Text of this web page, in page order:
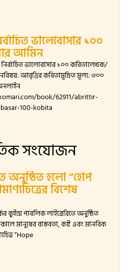
ভালোবাসার ১০০
আমিন
ভালোবাসার ১০০ কবিতালেখক/
আবৃত্তির কবিতামূদ্রিত মূল্য: ৩০০
book/62911/abrittir-
100-kobita
সংযোজন
অনুষ্ঠিত হলো “হোপ
বিশেষ
কুইন্স পাবলিক লাইব্রেরিতে অনুষ্ঠিত
মানুষের বাস্তবতা, কষ্ট এবং মানবিক
“Hope